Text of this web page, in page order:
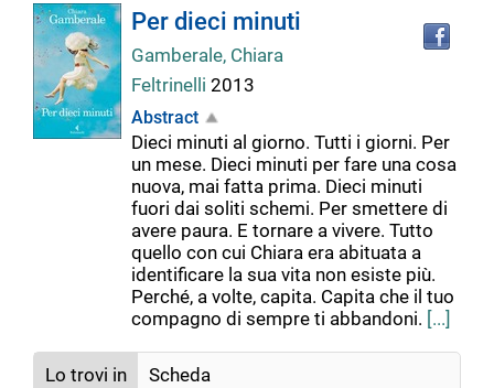
Dettaglio
del
documento
Per dieci minuti
Gamberale, Chiara
Feltrinelli 2013
Abstract
Dieci minuti al giorno. Tutti i giorni. Per
un mese. Dieci minuti per fare una cosa
nuova, mai fatta prima. Dieci minuti
fuori dai soliti schemi. Per smettere di
avere paura. E tornare a vivere. Tutto
quello con cui Chiara era abituata a
identificare la sua vita non esiste più.
Perché, a volte, capita. Capita che il tuo
compagno di sempre ti abbandoni. [...]
Lo trovi in Scheda